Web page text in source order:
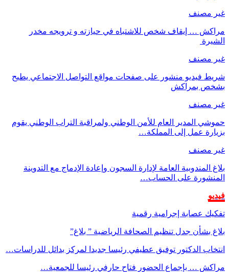
غير مصنف
مراكش … إيقاف شخص للاشتباه في حيازته و ترويجه مخدر
الشيرة
غير مصنف
شريط فيديو منشور على صفحات مواقع التواصل الاجتماعي يطيح
بشخص بمراكش
غير مصنف
حموشي المدير العام للأمن الوطني ولمراقبة التراب الوطني يقوم
بزيارة عمل إلى المملكة…
غير مصنف
بلاغ المندوبية العامة لإدارة السجون وإعادة الإدماج مع التدوينة
المنشورة على الحساب…
فيديو
تفكيك عصابة إجرامية رقمية
بلاغ بشأن جدل تنظيم الصحافة الرياضية ” بلاغ”
انتخاب الدكتور توفيق عطيفي رئيسا جديدا لمركز بدائل للدراسات…
مراكش … بإجماع الحضور فتاح حارفي رئيسا للجمعية…